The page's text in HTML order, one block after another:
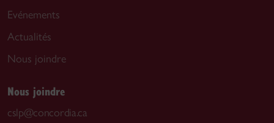
Evénements
Actualités
Nous joindre
Nous joindre
cslp@concordia.ca